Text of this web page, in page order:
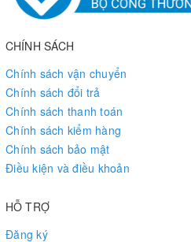
CHÍNH SÁCH
Chính sách vận chuyển
Chính sách đổi trả
Chính sách thanh toán
Chính sách kiểm hàng
Chính sách bảo mật
Điều kiện và điều khoản
HỖ TRỢ
Đăng ký